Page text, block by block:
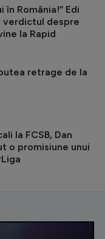
în România!” Edi
verdictul despre
la Rapid
retrage de la
la FCSB, Dan
o promisiune unui